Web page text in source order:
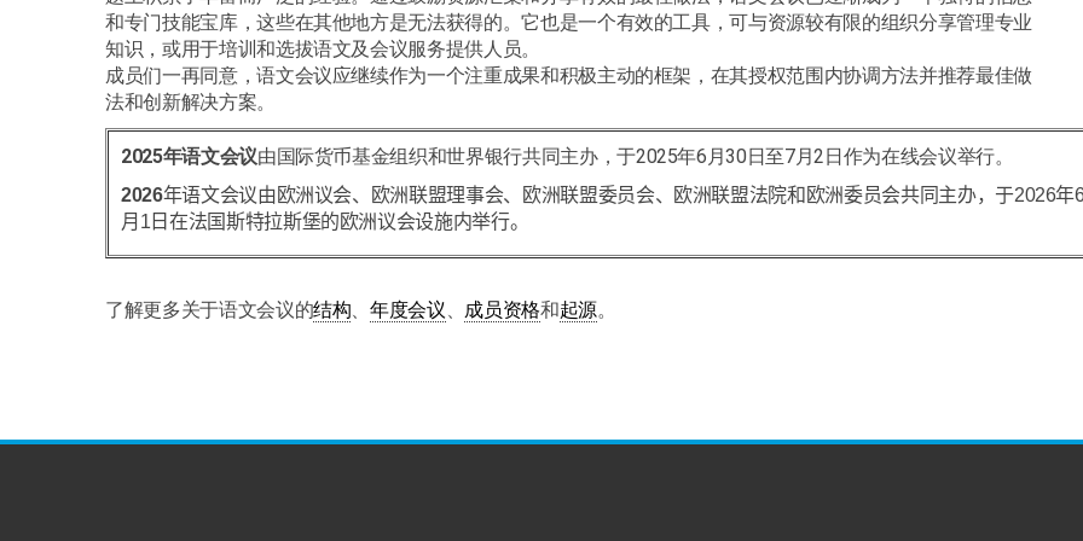
和专门技能宝库，这些在其他地方是无法获得的。它也是一个有效的工具，可与资源较有限的组织分享管理专业
知识，或用于培训和选拔语文及会议服务提供人员。
成员们一再同意，语文会议应继续作为一个注重成果和积极主动的框架，在其授权范围内协调方法并推荐最佳做
法和创新解决方案。
2025年语文会议由国际货币基金组织和世界银行共同主办，于2025年6月30日至7月2日作为在线会议举行。
2026年语文会议由欧洲议会、欧洲联盟理事会、欧洲联盟委员会、欧洲联盟法院和欧洲委员会共同主办，于2026年
月 1 日在法国斯特拉斯堡的欧洲议会设施内举行。
了解更多关于语文会议的结构、年度会议、 成员资格和起源。